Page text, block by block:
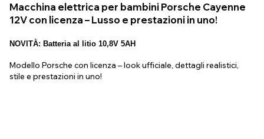
Macchina elettrica per bambini Porsche Cayenne
12V con licenza – Lusso e prestazioni in uno!
NOVITÀ: Batteria al litio 10,8V 5AH
Modello Porsche con licenza – look ufficiale, dettagli realistici,
stile e prestazioni in uno!